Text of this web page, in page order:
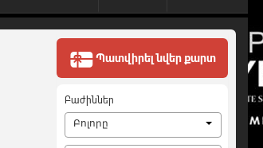
Պատվիրել նվեր քարտ
Բաժիններ
Բոլորը